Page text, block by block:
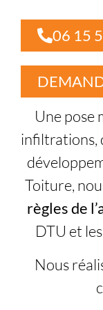
06 15
Une pose
infiltrations,
Toiture,
règles de
DTU et
Nous